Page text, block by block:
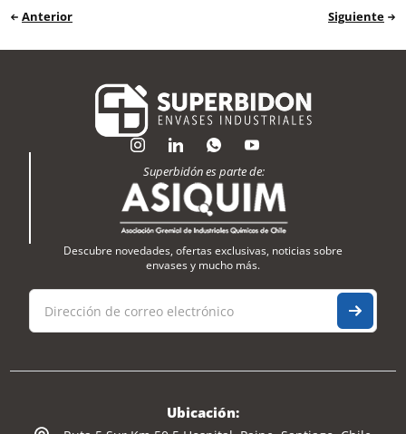
Anterior Siguiente
Superbidón es parte de:
Descubre novedades, ofertas exclusivas, noticias sobre
envases y mucho más.
Ubicación: